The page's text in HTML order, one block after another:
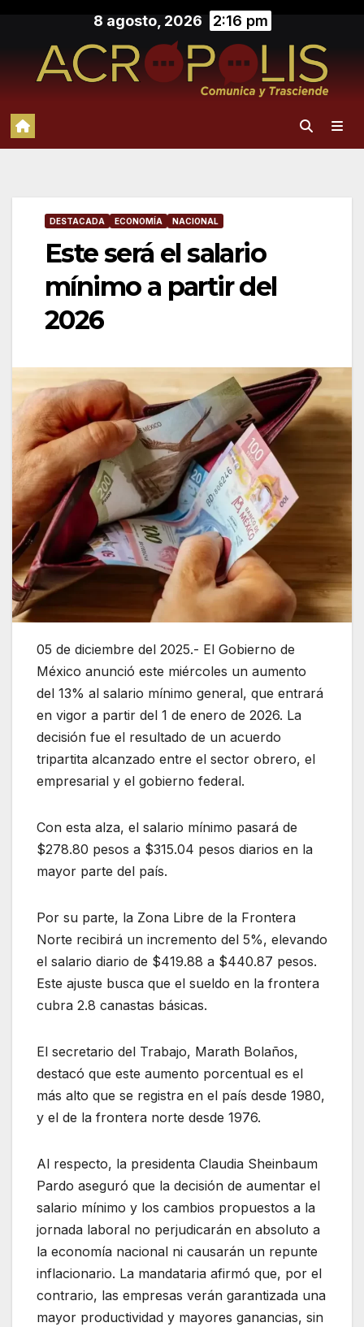
contenido
8 agosto, 2026 2:16 pm
DESTACADA ECONOMÍA NACIONAL
Este será el salario
mínimo a partir del
2026
05 de diciembre del 2025.- El Gobierno de
México anunció este miércoles un aumento
del 13% al salario mínimo general, que entrará
en vigor a partir del 1 de enero de 2026. La
decisión fue el resultado de un acuerdo
tripartita alcanzado entre el sector obrero, el
empresarial y el gobierno federal.
Con esta alza, el salario mínimo pasará de
$278.80 pesos a $315.04 pesos diarios en la
mayor parte del país.
Por su parte, la Zona Libre de la Frontera
Norte recibirá un incremento del 5%, elevando
el salario diario de $419.88 a $440.87 pesos.
Este ajuste busca que el sueldo en la frontera
cubra 2.8 canastas básicas.
El secretario del Trabajo, Marath Bolaños,
destacó que este aumento porcentual es el
más alto que se registra en el país desde 1980,
y el de la frontera norte desde 1976.
Al respecto, la presidenta Claudia Sheinbaum
Pardo aseguró que la decisión de aumentar el
salario mínimo y los cambios propuestos a la
jornada laboral no perjudicarán en absoluto a
la economía nacional ni causarán un repunte
inflacionario. La mandataria afirmó que, por el
contrario, las empresas verán garantizada una
mayor productividad y mayores ganancias, sin